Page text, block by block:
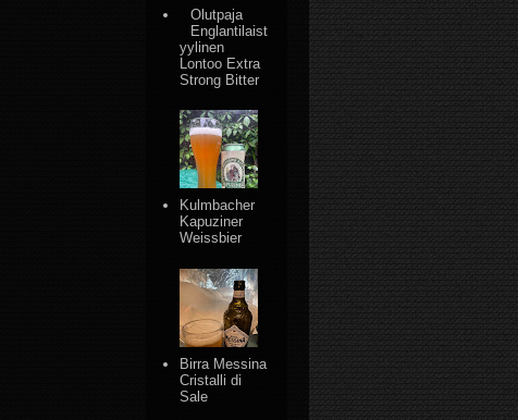
Olutpaja
Englantilaist
yylinen
Lontoo Extra
Strong Bitter
Kulmbacher
Kapuziner
Weissbier
Birra Messina
Cristalli di
Sale